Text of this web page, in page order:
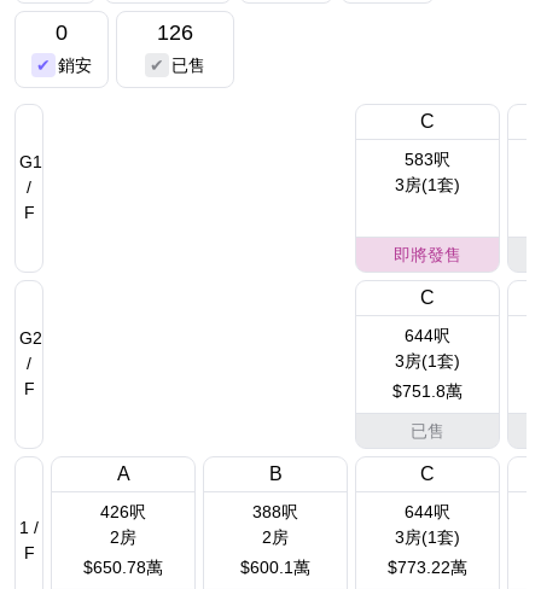
0
銷安
126
已售
G1
/
F
G2
/
F
1 /
F
C
583呎
3房(1套)
即將發售
C
644呎
3房(1套)
$751.8萬
已售
A
426呎
2房
$650.78萬
B
388呎
2房
$600.1萬
C
644呎
3房(1套)
$773.22萬